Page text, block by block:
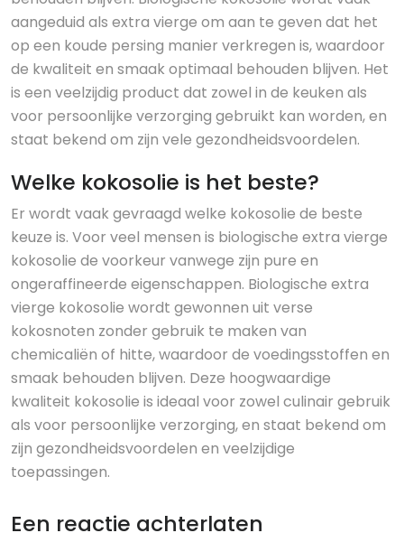
aangeduid als extra vierge om aan te geven dat het
op een koude persing manier verkregen is, waardoor
de kwaliteit en smaak optimaal behouden blijven. Het
is een veelzijdig product dat zowel in de keuken als
voor persoonlijke verzorging gebruikt kan worden, en
staat bekend om zijn vele gezondheidsvoordelen.
Welke kokosolie is het beste?
Er wordt vaak gevraagd welke kokosolie de beste
keuze is. Voor veel mensen is biologische extra vierge
kokosolie de voorkeur vanwege zijn pure en
ongeraffineerde eigenschappen. Biologische extra
vierge kokosolie wordt gewonnen uit verse
kokosnoten zonder gebruik te maken van
chemicaliën of hitte, waardoor de voedingsstoffen en
smaak behouden blijven. Deze hoogwaardige
kwaliteit kokosolie is ideaal voor zowel culinair gebruik
als voor persoonlijke verzorging, en staat bekend om
zijn gezondheidsvoordelen en veelzijdige
toepassingen.
Een reactie achterlaten